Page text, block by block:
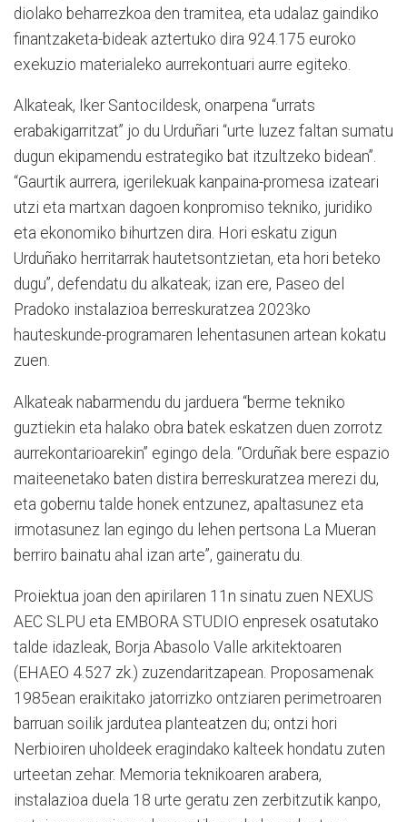
diolako beharrezkoa den tramitea, eta udalaz gaindiko
finantzaketa-bideak aztertuko dira 924.175 euroko
exekuzio materialeko aurrekontuari aurre egiteko.
Alkateak, Iker Santocildesk, onarpena “urrats
erabakigarritzat” jo du Urduñari “urte luzez faltan sumatu
dugun ekipamendu estrategiko bat itzultzeko bidean”.
“Gaurtik aurrera, igerilekuak kanpaina-promesa izateari
utzi eta martxan dagoen konpromiso tekniko, juridiko
eta ekonomiko bihurtzen dira. Hori eskatu zigun
Urduñako herritarrak hautetsontzietan, eta hori beteko
dugu”, defendatu du alkateak; izan ere, Paseo del
Pradoko instalazioa berreskuratzea 2023ko
hauteskunde-programaren lehentasunen artean kokatu
zuen.
Alkateak nabarmendu du jarduera “berme tekniko
guztiekin eta halako obra batek eskatzen duen zorrotz
aurrekontarioarekin” egingo dela. “Orduñak bere espazio
maiteenetako baten distira berreskuratzea merezi du,
eta gobernu talde honek entzunez, apaltasunez eta
irmotasunez lan egingo du lehen pertsona La Mueran
berriro bainatu ahal izan arte”, gaineratu du.
Proiektua joan den apirilaren 11n sinatu zuen NEXUS
AEC SLPU eta EMBORA STUDIO enpresek osatutako
talde idazleak, Borja Abasolo Valle arkitektoaren
(EHAEO 4.527 zk.) zuzendaritzapean. Proposamenak
1985ean eraikitako jatorrizko ontziaren perimetroaren
barruan soilik jardutea planteatzen du; ontzi hori
Nerbioiren uholdeek eragindako kalteek hondatu zuten
urteetan zehar. Memoria teknikoaren arabera,
instalazioa duela 18 urte geratu zen zerbitzutik kanpo,